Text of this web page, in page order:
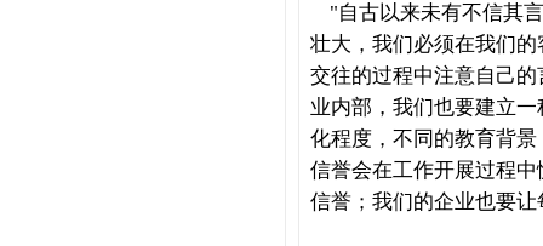
"自古以来未有不信其
壮大，我们必须在我们
交往的过程中注意自己
业内部，我们也要建立
化程度，不同的教育背
信誉会在工作开展过程
信誉；我们的企业也要